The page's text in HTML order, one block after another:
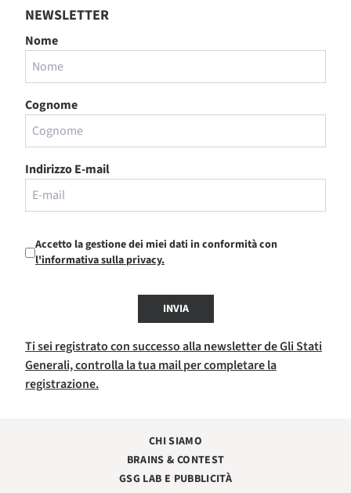
NEWSLETTER
Nome
Cognome
Indirizzo E-mail
Accetto la gestione dei miei dati in conformità con
l'informativa sulla privacy.
INVIA
Ti sei registrato con successo alla newsletter de Gli Stati
Generali, controlla la tua mail per completare la
registrazione.
CHI SIAMO
BRAINS & CONTEST
GSG LAB E PUBBLICITÀ